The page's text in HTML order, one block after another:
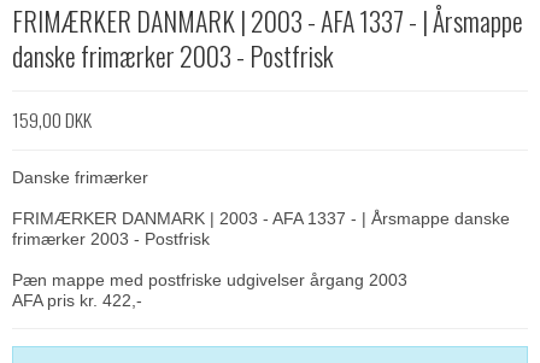
FRIMÆRKER DANMARK | 2003 - AFA 1337 - | Årsmappe
danske frimærker 2003 - Postfrisk
159,00 DKK
Danske frimærker
FRIMÆRKER DANMARK | 2003 - AFA 1337 - | Årsmappe danske
frimærker 2003 - Postfrisk
Pæn mappe med postfriske udgivelser årgang 2003
AFA pris kr. 422,-